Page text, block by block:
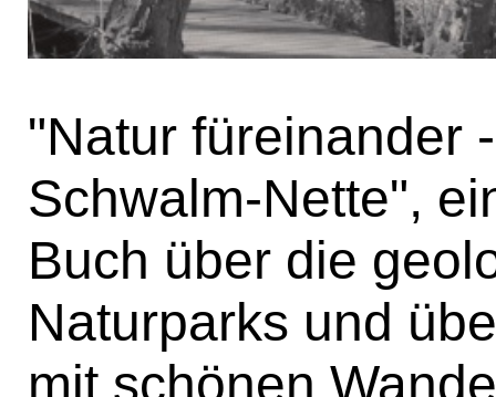
"Natur füreinander
Schwalm-Nette",
Buch über die
Naturparks und
mit schönen